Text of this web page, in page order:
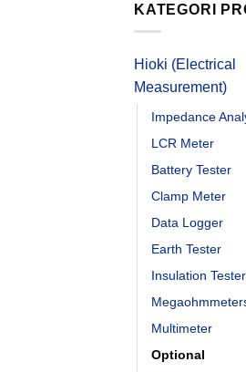
KATEGORI
Hioki (Electrical
Measurement)
Impedance
LCR Meter
Battery Tester
Clamp Meter
Data Logger
Earth Tester
Insulation Tester
Multimeter
Optional